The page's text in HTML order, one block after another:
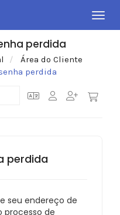
perdida
Área do Cliente
perdida
perdida
seu endereço de
processo de